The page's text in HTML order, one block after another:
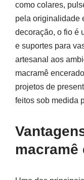
como colares,
pela originalidade
decoração, o fio é
e suportes para
artesanal aos
macramê
projetos de
feitos sob medida
macramê